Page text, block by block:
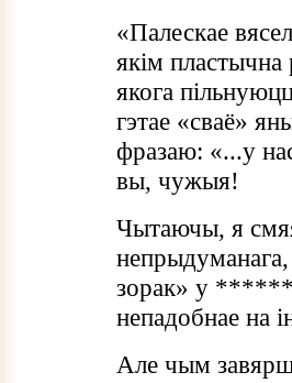
«Палескае
якім
якога
гэтае «сваё»
фразаю: «...у
вы, чужыя!
Чытаючы, я
зорак» у
непадобнае на
Але чым